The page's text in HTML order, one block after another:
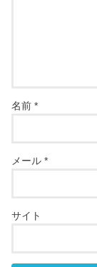
名前*
メール*
サイト